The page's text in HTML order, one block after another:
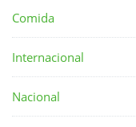
Comida
Internacional
Nacional